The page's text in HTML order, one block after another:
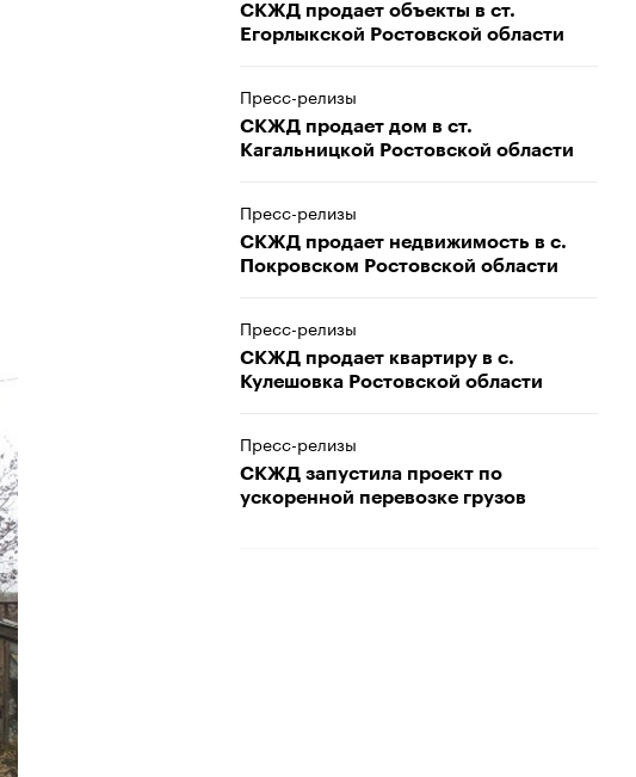
СКЖД продает объекты в ст.
Егорлыкской Ростовской области
Пресс-релизы
СКЖД продает дом в ст.
Кагальницкой Ростовской области
Пресс-релизы
СКЖД продает недвижимость в с.
Покровском Ростовской области
Пресс-релизы
СКЖД продает квартиру в с.
Кулешовка Ростовской области
Пресс-релизы
СКЖД запустила проект по
ускоренной перевозке грузов